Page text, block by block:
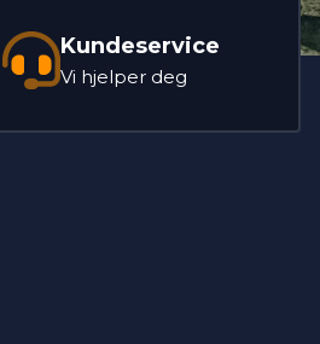
Kundeservice
Vi hjelper deg